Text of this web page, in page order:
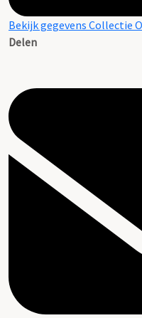
Bekijk gegevens Collectie
Delen